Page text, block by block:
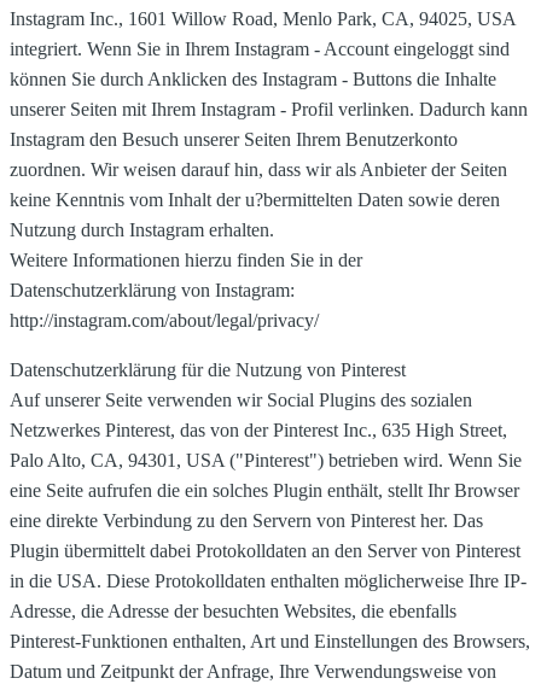
Instagram Inc., 1601 Willow Road, Menlo Park, CA, 94025, USA
integriert. Wenn Sie in Ihrem Instagram - Account eingeloggt sind
können Sie durch Anklicken des Instagram - Buttons die Inhalte
unserer Seiten mit Ihrem Instagram - Profil verlinken. Dadurch kann
Instagram den Besuch unserer Seiten Ihrem Benutzerkonto
zuordnen. Wir weisen darauf hin, dass wir als Anbieter der Seiten
keine Kenntnis vom Inhalt der u?bermittelten Daten sowie deren
Nutzung durch Instagram erhalten.
Weitere Informationen hierzu finden Sie in der
Datenschutzerklärung von Instagram:
http://instagram.com/about/legal/privacy/
Datenschutzerklärung für die Nutzung von Pinterest
Auf unserer Seite verwenden wir Social Plugins des sozialen
Netzwerkes Pinterest, das von der Pinterest Inc., 635 High Street,
Palo Alto, CA, 94301, USA ("Pinterest") betrieben wird. Wenn Sie
eine Seite aufrufen die ein solches Plugin enthält, stellt Ihr Browser
eine direkte Verbindung zu den Servern von Pinterest her. Das
Plugin übermittelt dabei Protokolldaten an den Server von Pinterest
in die USA. Diese Protokolldaten enthalten möglicherweise Ihre IP-
Adresse, die Adresse der besuchten Websites, die ebenfalls
Pinterest-Funktionen enthalten, Art und Einstellungen des Browsers,
Datum und Zeitpunkt der Anfrage, Ihre Verwendungsweise von